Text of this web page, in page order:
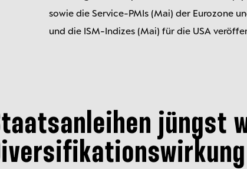
sowie die Service-PMIs (Mai) der Eurozone
und die ISM-Indizes (Mai) für die USA
jüngst